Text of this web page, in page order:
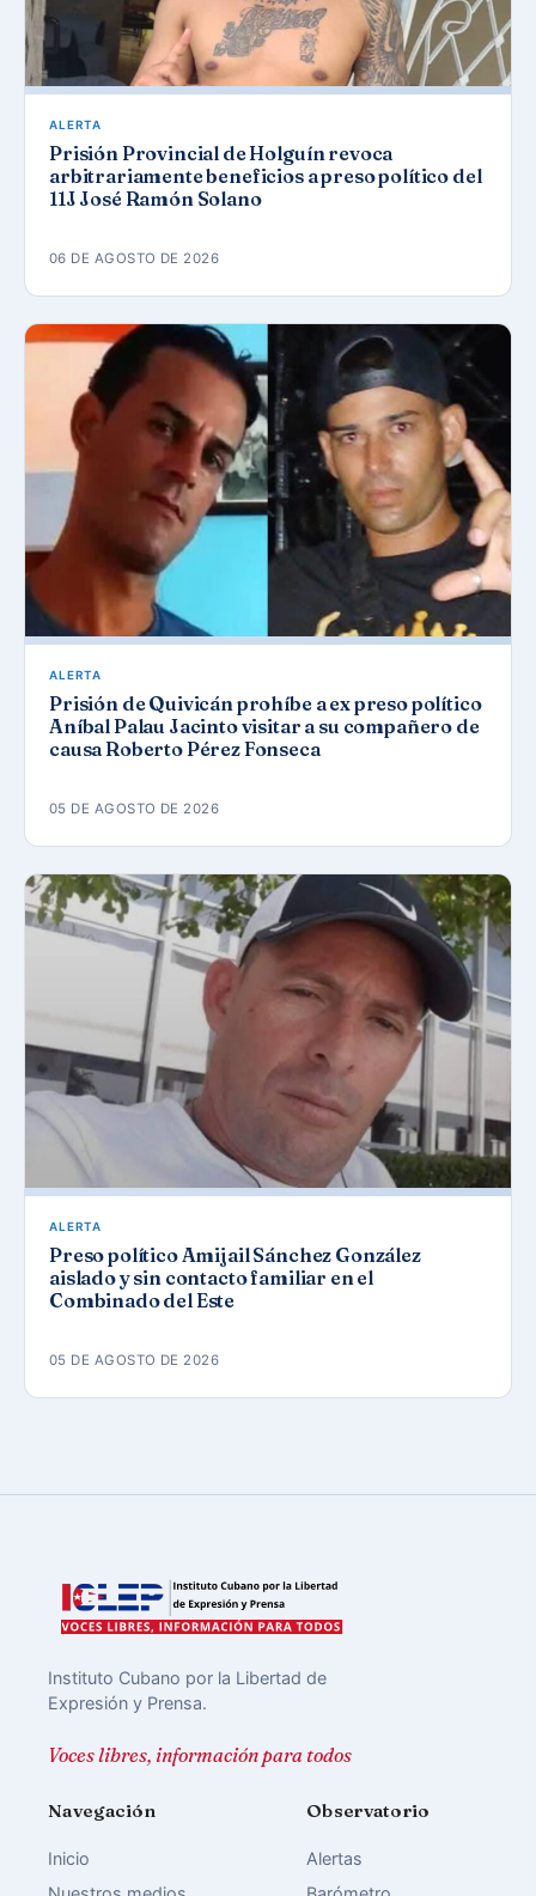
ALERTA
Prisión Provincial de Holguín revoca
arbitrariamente beneficios a preso político del
11J José Ramón Solano
06 DE AGOSTO DE 2026
ALERTA
Prisión de Quivicán prohíbe a ex preso político
Aníbal Palau Jacinto visitar a su compañero de
causa Roberto Pérez Fonseca
05 DE AGOSTO DE 2026
ALERTA
Preso político Amijail Sánchez González
aislado y sin contacto familiar en el
Combinado del Este
05 DE AGOSTO DE 2026
Instituto Cubano por la Libertad de
Expresión y Prensa.
Voces libres, información para todos
Navegación
Inicio
Observatorio
Alertas